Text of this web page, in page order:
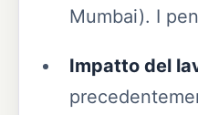
Mumbai). I
Impatto del